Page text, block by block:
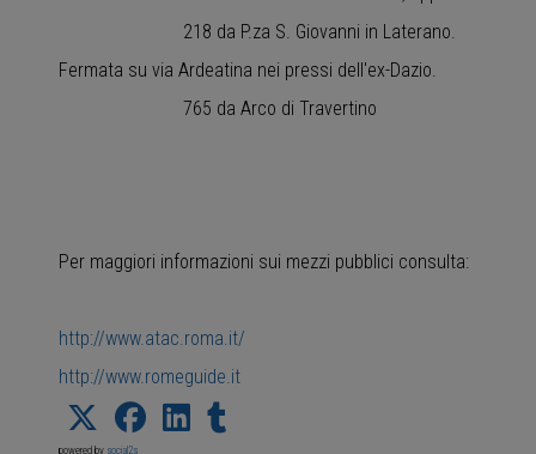
218 da P.za S. Giovanni in Laterano.
Fermata su via Ardeatina nei pressi dell'ex-Dazio.
765 da Arco di Travertino
Per maggiori informazioni sui mezzi pubblici consulta:
http://www.atac.roma.it/
http://www.romeguide.it
powered by social2s